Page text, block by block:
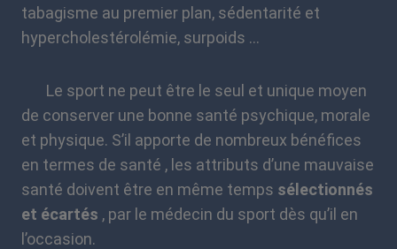
tabagisme au premier plan, sédentarité et
hypercholestérolémie, surpoids …
Le sport ne peut être le seul et unique moyen
de conserver une bonne santé psychique, morale
et physique. S’il apporte de nombreux bénéfices
en termes de santé , les attributs d’une mauvaise
santé doivent être en même temps sélectionnés
et écartés , par le médecin du sport dès qu’il en
l’occasion.